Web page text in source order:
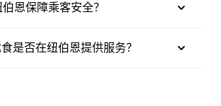
恩保障乘客安全？
是否在纽伯恩提供服务？